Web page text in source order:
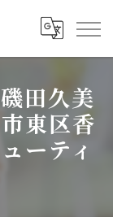
田久美
東区香
ーティ